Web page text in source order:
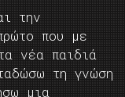
την
που με
νέα παιδιά
τη γνώση
μια